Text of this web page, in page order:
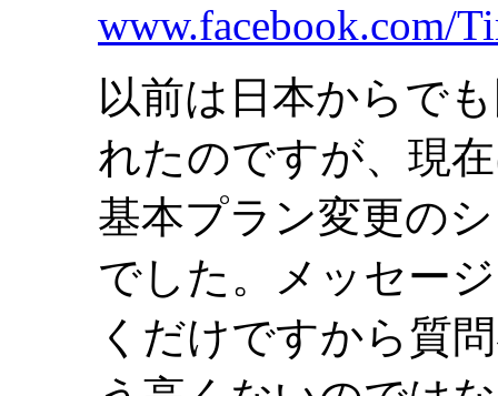
www.facebook.com/
以前は日本からで
れたのですが、現
基本プラン変更の
でした。メッセー
くだけですから質